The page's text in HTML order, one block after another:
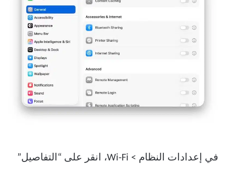
في إعدادات النظام > Wi-Fi، انقر على “التفاصيل”